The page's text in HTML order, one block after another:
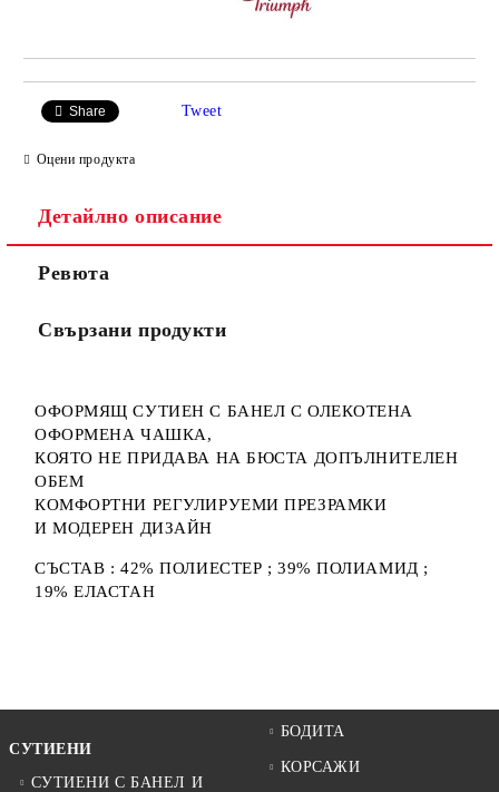
Share Tweet
Оцени продукта
Детайлно описание
Ревюта
Свързани продукти
ОФОРМЯЩ СУТИЕН С БАНЕЛ С ОЛЕКОТЕНА
ОФОРМЕНА ЧАШКА,
КОЯТО НЕ ПРИДАВА НА БЮСТА ДОПЪЛНИТЕЛЕН
ОБЕМ
КОМФОРТНИ РЕГУЛИРУЕМИ ПРЕЗРАМКИ
И МОДЕРЕН ДИЗАЙН
СЪСТАВ : 42% ПОЛИЕСТЕР ; 39% ПОЛИАМИД ;
19% ЕЛАСТАН
СУТИЕНИ
СУТИЕНИ С БАНЕЛ И
БОДИТА
КОРСАЖИ